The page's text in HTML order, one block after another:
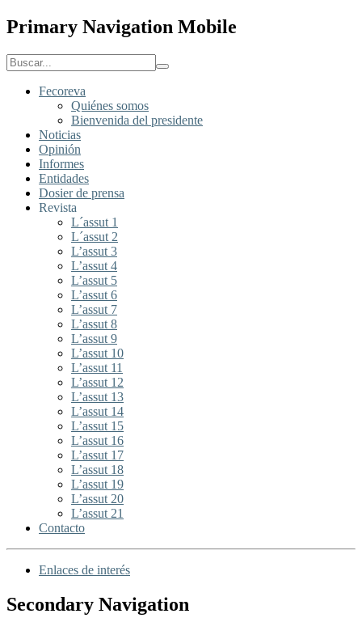
Primary Navigation Mobile
Fecoreva
Quiénes somos
Bienvenida del presidente
Noticias
Opinión
Informes
Entidades
Dosier de prensa
Revista
L´assut 1
L´assut 2
L’assut 3
L’assut 4
L’assut 5
L’assut 6
L’assut 7
L’assut 8
L’assut 9
L’assut 10
L’assut 11
L’assut 12
L’assut 13
L’assut 14
L’assut 15
L’assut 16
L’assut 17
L’assut 18
L’assut 19
L’assut 20
L’assut 21
Contacto
Enlaces de interés
Secondary Navigation